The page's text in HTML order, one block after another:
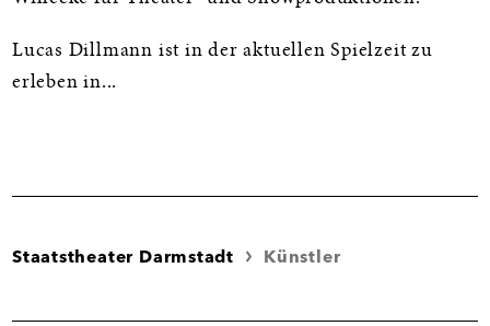
Lucas Dillmann ist in der aktuellen Spielzeit zu
erleben in...
Staatstheater Darmstadt Künstler